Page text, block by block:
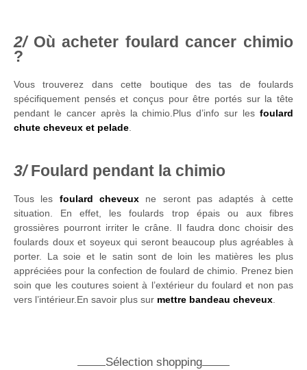
Où acheter foulard cancer chimio
?
Vous trouverez dans cette boutique des tas de foulards
spécifiquement pensés et conçus pour être portés sur la tête
pendant le cancer après la chimio.Plus d’info sur les foulard
chute cheveux et pelade
Foulard pendant la chimio
Tous les foulard cheveux
ne seront pas adaptés à cette
situation. En effet, les foulards trop épais ou aux fibres
grossières pourront irriter le crâne. Il faudra donc choisir des
foulards doux et soyeux qui seront beaucoup plus agréables à
porter. La soie et le satin sont de loin les matières les plus
appréciées pour la confection de foulard de chimio. Prenez bien
soin que les coutures soient à l’extérieur du foulard et non pas
vers l’intérieur.En savoir plus sur mettre bandeau cheveux
Sélection shopping